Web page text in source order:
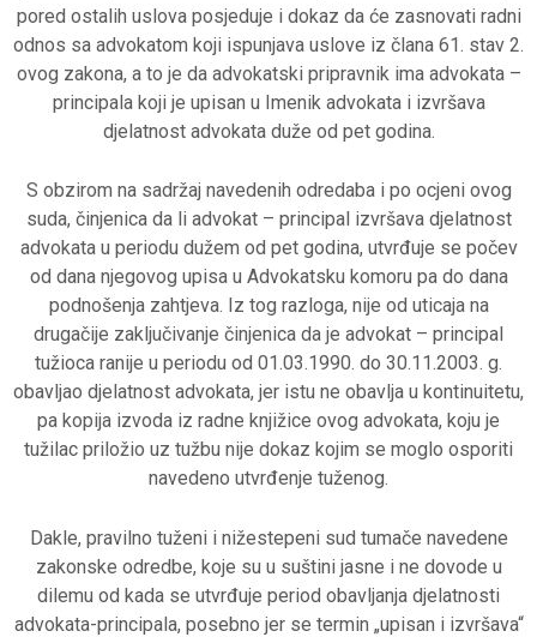
pored ostalih uslova posjeduje i dokaz da će zasnovati radni
odnos sa advokatom koji ispunjava uslove iz člana 61. stav 2.
ovog zakona, a to je da advokatski pripravnik ima advokata –
principala koji je upisan u Imenik advokata i izvršava
djelatnost advokata duže od pet godina.
S obzirom na sadržaj navedenih odredaba i po ocjeni ovog
suda, činjenica da li advokat – principal izvršava djelatnost
advokata u periodu dužem od pet godina, utvrđuje se počev
od dana njegovog upisa u Advokatsku komoru pa do dana
podnošenja zahtjeva. Iz tog razloga, nije od uticaja na
drugačije zaključivanje činjenica da je advokat – principal
tužioca ranije u periodu od 01.03.1990. do 30.11.2003. g.
obavljao djelatnost advokata, jer istu ne obavlja u kontinuitetu,
pa kopija izvoda iz radne knjižice ovog advokata, koju je
tužilac priložio uz tužbu nije dokaz kojim se moglo osporiti
navedeno utvrđenje tuženog.
Dakle, pravilno tuženi i nižestepeni sud tumače navedene
zakonske odredbe, koje su u suštini jasne i ne dovode u
dilemu od kada se utvrđuje period obavljanja djelatnosti
advokata-principala, posebno jer se termin „upisan i izvršava“